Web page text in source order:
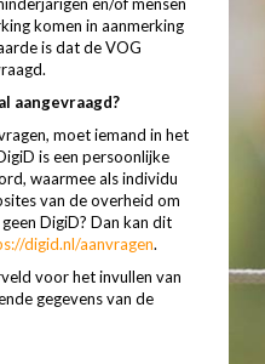
komen in aanmerking
is dat de VOG
aangevraagd?
moet iemand in het
is een persoonlijke
waarmee als individu
van de overheid om
DigiD? Dan kan dit
digid.nl/aanvragen.
voor het invullen van
gegevens van de